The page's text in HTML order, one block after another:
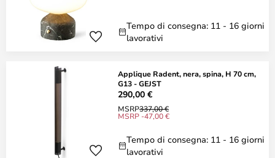
Tempo di consegna: 11 - 16 giorni
lavorativi
Applique Radent, nera, spina, H 70 cm,
G13 - GEJST
290,00 €
MSRP337,00 €
MSRP -47,00 €
Tempo di consegna: 11 - 16 giorni
lavorativi